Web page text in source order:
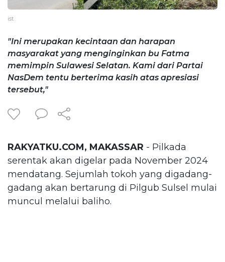
ist
"Ini merupakan kecintaan dan harapan
masyarakat yang menginginkan bu Fatma
memimpin Sulawesi Selatan. Kami dari Partai
NasDem tentu berterima kasih atas apresiasi
tersebut,"
RAKYATKU.COM, MAKASSAR - Pilkada
serentak akan digelar pada November 2024
mendatang. Sejumlah tokoh yang digadang-
gadang akan bertarung di Pilgub Sulsel mulai
muncul melalui baliho.